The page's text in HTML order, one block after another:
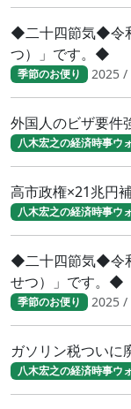
◆二十四節気◆令
つ）」です。◆
季節のお便り 2025 /
外国人のビザ要件
八木宏之の経済時事ウ
高市政権×21兆円
八木宏之の経済時事ウ
◆二十四節気◆令
せつ）」です。◆
季節のお便り 2025 /
ガソリン税ついに
八木宏之の経済時事ウ